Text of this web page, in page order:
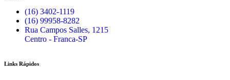
(16) 3402-1119
(16) 99958-8282
Rua Campos Salles, 1215
Centro - Franca-SP
Links Rápidos